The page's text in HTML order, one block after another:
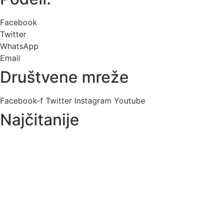
Facebook
Twitter
WhatsApp
Email
Društvene mreže
Facebook-f Twitter Instagram Youtube
Najčitanije